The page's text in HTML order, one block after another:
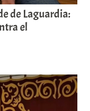
de Laguardia:
el